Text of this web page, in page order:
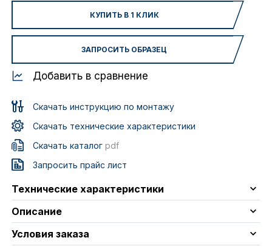
КУПИТЬ В 1 КЛИК
ЗАПРОСИТЬ ОБРАЗЕЦ
Добавить в сравнение
Скачать инструкцию по монтажу
Скачать технические характеристики
Скачать каталогpdf
Запросить прайс лист
Технические характеристики
Описание
Условия заказа